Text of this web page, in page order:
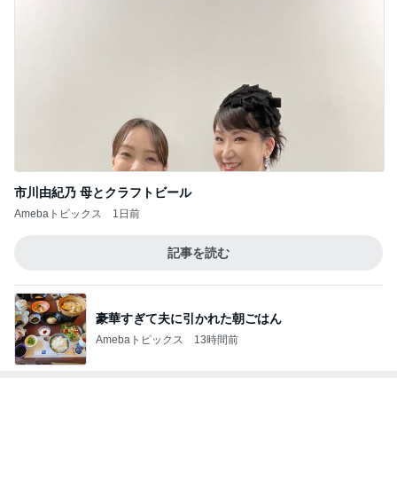
市川由紀乃 母とクラフトビール
Amebaトピックス 1日前
記事を読む
豪華すぎて夫に引かれた朝ごはん
Amebaトピックス 13時間前